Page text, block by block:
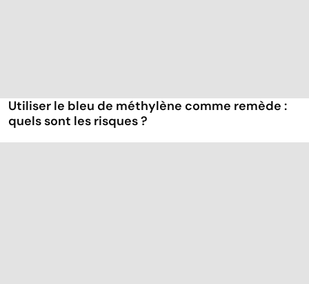
Utiliser le bleu de méthylène comme remède :
quels sont les risques ?